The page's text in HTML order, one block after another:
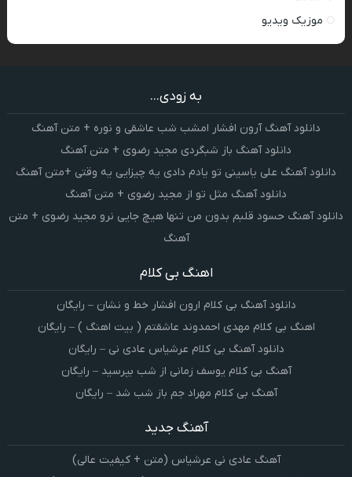
موزیک ویدیو
به زودی...
دانلود آهنگ آرون افشار امشب شب عاشقی و نوره + متن آهنگ
دانلود آهنگ باز شبگردی مجید رضوی + متن آهنگ
دانلود آهنگ علی یاسینی تو یادم دادی یه چیزایی یه وقتی +متن آهنگ
دانلود آهنگ مثل تو از مجید رضوی + متن آهنگ
دانلود آهنگ حسود قلبم بدون من تنها هیچ جایی نرو مجید رضوی + متن
آهنگ
اهنگ بی کلام
دانلود آهنگ بی کلام ارون افشار خط و نشان – رایگان
اهنگ بی کلام مهدی احمدوند عاشقتم ( بیت اهنگ ) – رایگان
دانلود آهنگ بی کلام عرشیاس عادی نی – رایگان
آهنگ بی کلام یوسف زمانی از شب بپرسید – رایگان
آهنگ بی کلام مهراد جم باز شب شد – رایگان
آهنگ جدید
آهنگ عادی نی عرشیاس (متن + کیفیت عالی)